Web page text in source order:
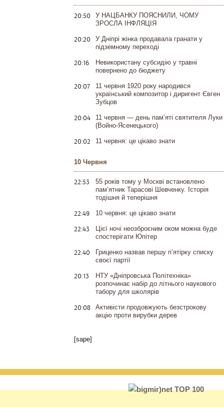
20:50
У НАЦБАНКУ ПОЯСНИЛИ, ЧОМУ
ЗРОСЛА ІНФЛЯЦІЯ
20:20
У Дніпрі жінка продавала гранати у
підземному переході
20:16
Невикористану субсидію у травні
повернено до бюджету
20:07
11 червня 1920 року народився
український композитор і диригент Євген
Зубцов
20:04
11 червня — день пам’яті святителя Луки
(Войно-Ясенецького)
20:02 11 червня: це цікаво знати
10 Червня
22:53
55 років тому у Москві встановлено
пам’ятник Тарасові Шевченку. Історія
тодішня й теперішня
22:49 10 червня: це цікаво знати
22:43
Цієї ночі неозброєним оком можна буде
спостерігати Юпітер
22:40
Гриценко назвав першу п’ятірку списку
своєї партії
20:13
НТУ «Дніпровська Політехніка»
розпочинає набір до літнього наукового
табору для школярів
20:08
Активісти продовжують безстрокову
акцію проти вирубки дерев
[sape]